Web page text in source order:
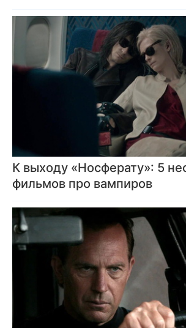
К выходу «Носферату»: 5
фильмов про вампиров